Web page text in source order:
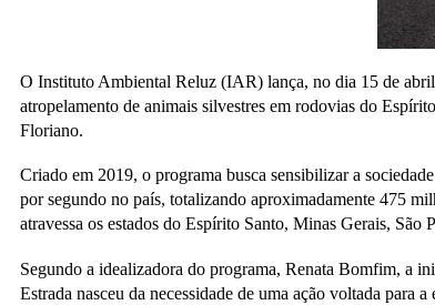
O Instituto Ambiental Reluz (IAR) lança, no dia 15 de
atropelamento de animais silvestres em rodovias do
Floriano.
Criado em 2019, o programa busca sensibilizar a
por segundo no país, totalizando aproximadamente 475
atravessa os estados do Espírito Santo, Minas Gerais, São
Segundo a idealizadora do programa, Renata Bomfim, a
Estrada nasceu da necessidade de uma ação voltada